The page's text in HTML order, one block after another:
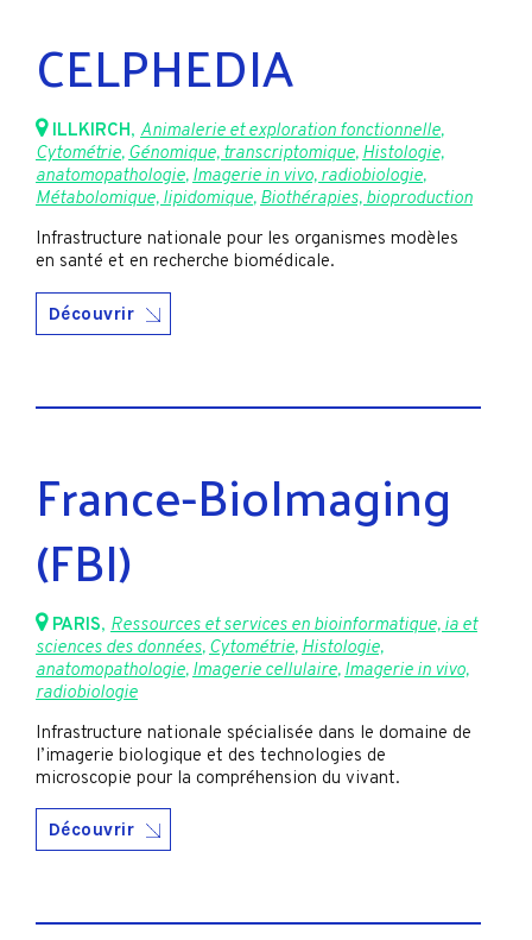
CELPHEDIA
ILLKIRCH, Animalerie et exploration fonctionnelle,
Cytométrie,Génomique, transcriptomique,Histologie,
anatomopathologie,Imagerie in vivo, radiobiologie,
Métabolomique, lipidomique,Biothérapies, bioproduction
Infrastructure nationale pour les organismes modèles
en santé et en recherche biomédicale.
Découvrir
France-BioImaging
(FBI)
PARIS, Ressources et services en bioinformatique, ia et
sciences des données, Cytométrie, Histologie,
anatomopathologie, Imagerie cellulaire, Imagerie in vivo,
radiobiologie
Infrastructure nationale spécialisée dans le domaine de
l’imagerie biologique et des technologies de
microscopie pour la compréhension du vivant.
Découvrir